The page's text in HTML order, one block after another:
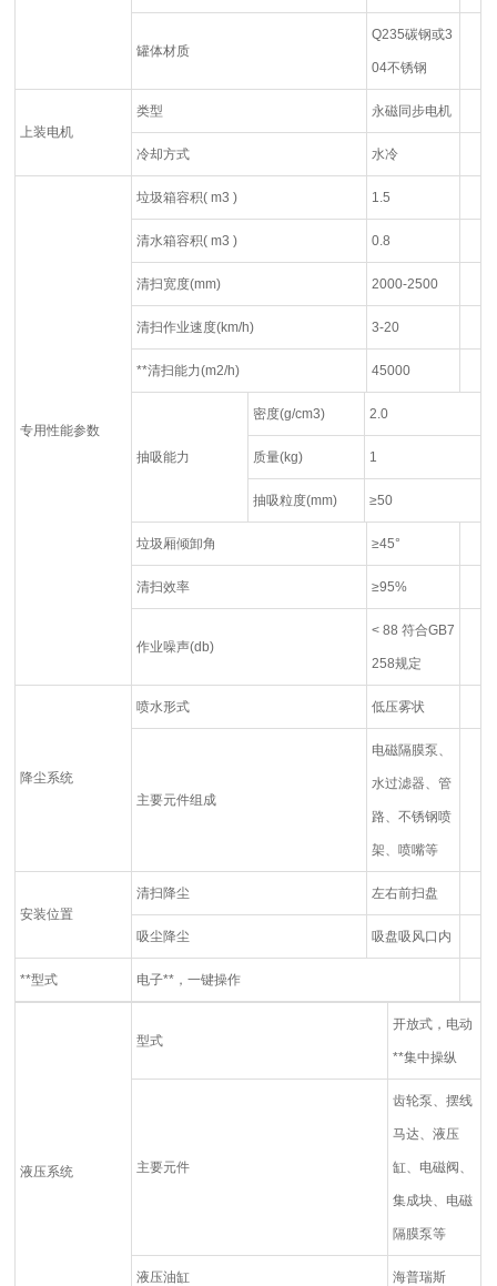
罐体材质
Q235碳钢或3
04不锈钢
上装电机
类型 永磁同步电机
冷却方式 水冷
专用性能参数
垃圾箱容积( m3 ) 1.5
清水箱容积( m3 ) 0.8
清扫宽度(mm) 2000-2500
清扫作业速度(km/h) 3-20
**清扫能力(m2/h) 45000
抽吸能力
密度(g/cm3) 2.0
质量(kg) 1
抽吸粒度(mm) ≥50
垃圾厢倾卸角 ≥45°
清扫效率 ≥95%
作业噪声(db)
< 88 符合GB7
258规定
降尘系统
喷水形式 低压雾状
主要元件组成
电磁隔膜泵、
水过滤器、管
路、不锈钢喷
架、喷嘴等
安装位置
清扫降尘 左右前扫盘
吸尘降尘 吸盘吸风口内
**型式 电子**，一键操作
液压系统
型式
开放式，电动
**集中操纵
主要元件
齿轮泵、摆线
马达、液压
缸、电磁阀、
集成块、电磁
隔膜泵等
液压油缸 海普瑞斯